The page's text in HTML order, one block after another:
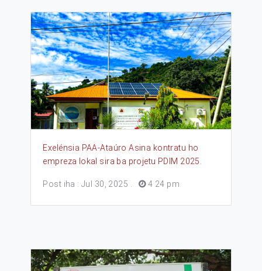
Exelénsia PAA-Ataúro Asina kontratu ho
empreza lokal sira ba projetu PDIM 2025.
Post iha : Jul 30, 2025 4 24 pm